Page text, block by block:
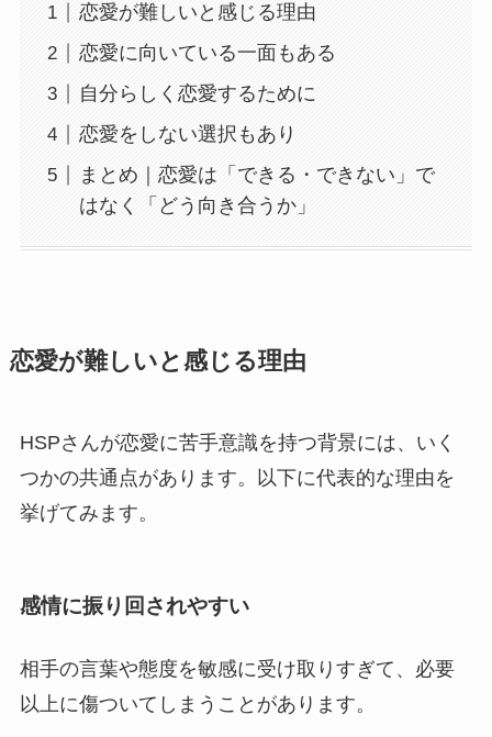
恋愛が難しいと感じる理由
恋愛に向いている一面もある
自分らしく恋愛するために
恋愛をしない選択もあり
まとめ｜恋愛は「できる・できない」で
はなく「どう向き合うか」
恋愛が難しいと感じる理由
HSPさんが恋愛に苦手意識を持つ背景には、いく
つかの共通点があります。以下に代表的な理由を
挙げてみます。
感情に振り回されやすい
相手の言葉や態度を敏感に受け取りすぎて、必要
以上に傷ついてしまうことがあります。